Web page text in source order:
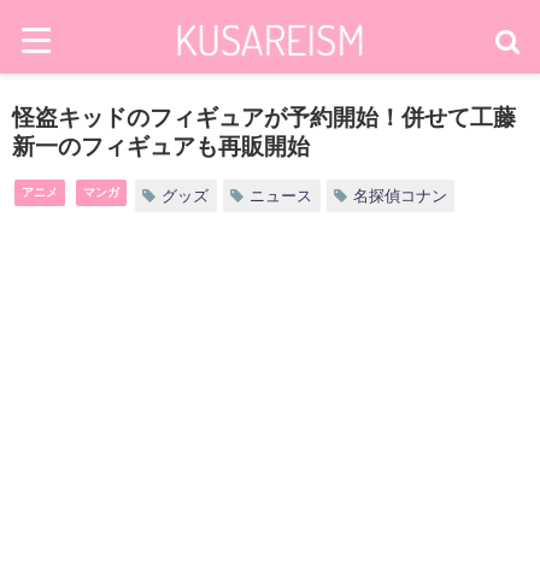
怪盗キッドのフィギュアが予約開始！併せて工藤
新一のフィギュアも再販開始
アニメ マンガ グッズ ニュース 名探偵コナン